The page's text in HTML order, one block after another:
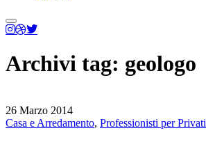
Menu
principale
Archivi tag: geologo
26 Marzo 2014
Casa e Arredamento, Professionisti per